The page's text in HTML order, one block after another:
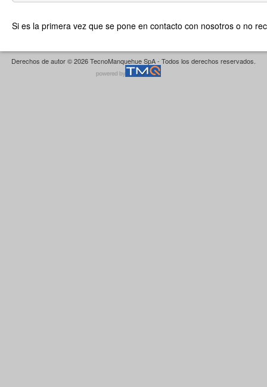
Si es la primera vez que se pone en contacto con nosotros o no
Derechos de autor © 2026 TecnoManquehue SpA - Todos los derechos reservados.